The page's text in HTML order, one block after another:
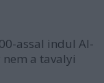
assal indul Al-
a tavalyi